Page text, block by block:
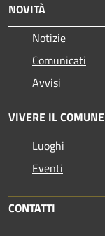
NOVITÀ
Notizie
Comunicati
Avvisi
VIVERE IL COMUNE
Luoghi
Eventi
CONTATTI